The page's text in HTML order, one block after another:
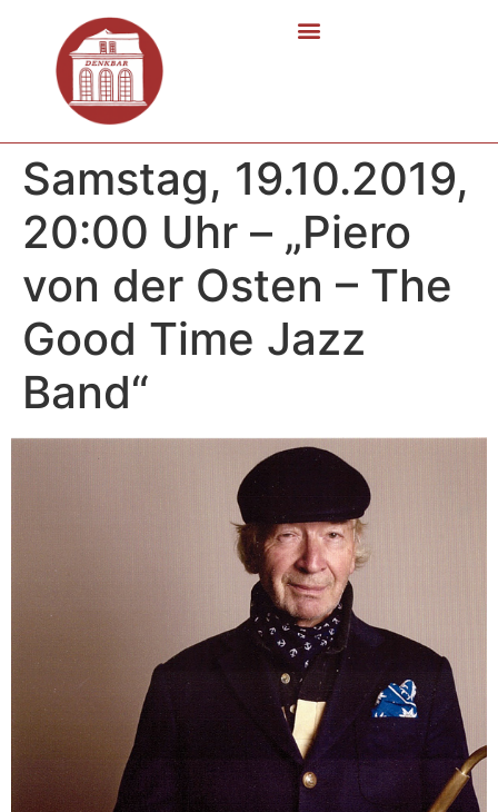
Samstag, 19.10.2019,
20:00 Uhr – „Piero
von der Osten – The
Good Time Jazz
Band“